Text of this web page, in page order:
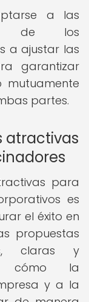
a las
de los
a ajustar las
garantizar
mutuamente
partes.
atractivas
para
es
el éxito en
propuestas
claras y
cómo la
y a la